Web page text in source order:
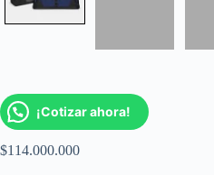
¡Cotizar ahora!
$114.000.000